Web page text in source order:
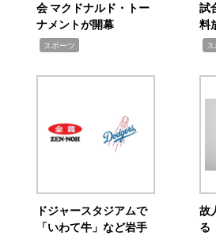
会 マクドナルド・トー
ナメントが開幕
スポーツ
試
料
ドジャースタジアムで
「いわて牛」など岩手
故
る